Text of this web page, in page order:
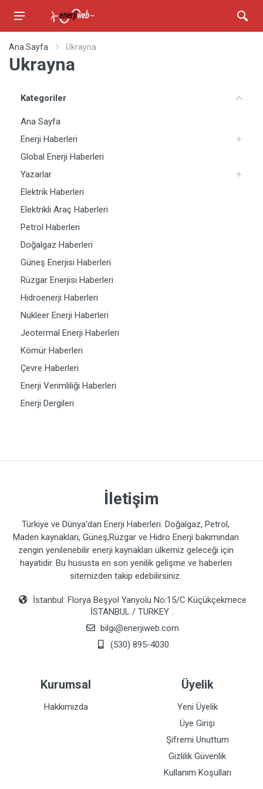
Ana Sayfa Ukrayna
Ukrayna
Kategoriler
Ana Sayfa
Enerji Haberleri
Global Enerji Haberleri
Yazarlar
Elektrik Haberleri
Elektrikli Araç Haberleri
Petrol Haberleri
Doğalgaz Haberleri
Güneş Enerjisi Haberleri
Rüzgar Enerjisi Haberleri
Hidroenerji Haberleri
Nükleer Enerji Haberleri
Jeotermal Enerji Haberleri
Kömür Haberleri
Çevre Haberleri
Enerji Verimliliği Haberleri
Enerji Dergileri
İletişim
Türkiye ve Dünya'dan Enerji Haberleri. Doğalgaz, Petrol,
Maden kaynakları, Güneş,Rüzgar ve Hidro Enerji bakımından
zengin yenilenebilir enerji kaynakları ülkemiz geleceği için
hayatidir. Bu hususta en son yenilik gelişme ve haberleri
sitemizden takip edebilirsiniz.
İstanbul: Florya Beşyol Yanyolu No:15/C Küçükçekmece
İSTANBUL / TURKEY .
bilgi@enerjiweb.com
(530) 895-4030
Kurumsal
Hakkımızda
Üyelik
Yeni Üyelik
Üye Girişi
Şifremi Unuttum
Gizlilik Güvenlik
Kullanım Koşulları